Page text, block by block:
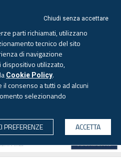
- Aggiornato alle 6.00
Chiudi senza accettare
parti richiamati, utilizzano
tecnico del sito
di navigazione
dispositivo utilizzato,
Cookie Policy.
consenso a tutti o ad alcuni
selezionando
PREFERENZE
ACCETTA